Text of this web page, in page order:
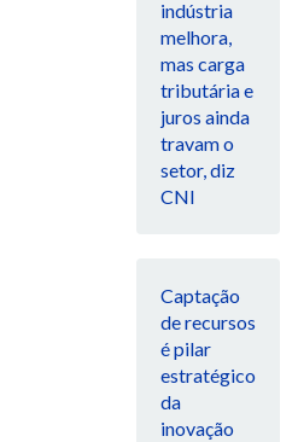
indústria
melhora,
mas carga
tributária e
juros ainda
travam o
setor, diz
CNI
Captação
de recursos
é pilar
estratégico
da
inovação